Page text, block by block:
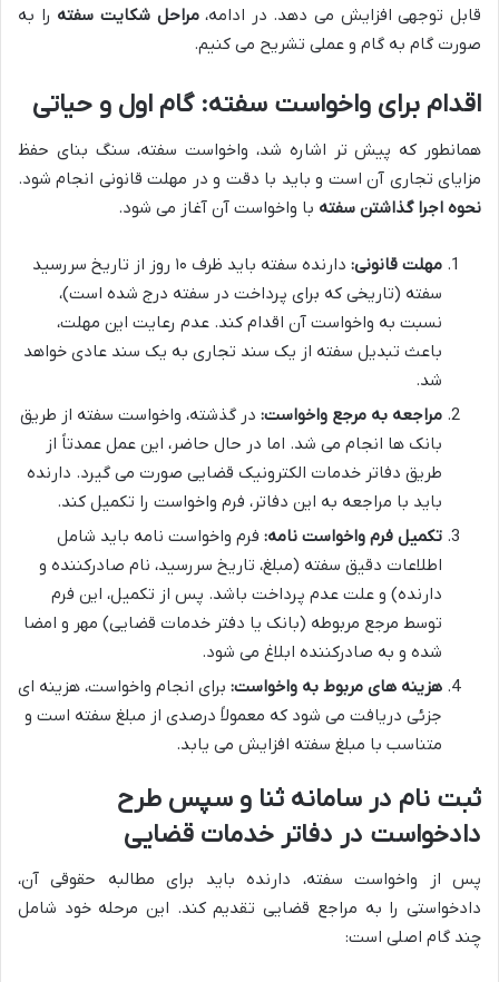
قابل توجهی افزایش می دهد. در ادامه،مراحل شکایت سفته را به
صورت گام به گام و عملی تشریح می کنیم.
اقدام برای واخواست سفته: گام اول و حیاتی
همانطور که پیش تر اشاره شد، واخواست سفته، سنگ بنای حفظ
مزایای تجاری آن است و باید با دقت و در مهلت قانونی انجام شود.
نحوه اجرا گذاشتن سفته با واخواست آن آغاز می شود.
مهلت قانونی:
دارنده سفته باید ظرف ۱۰ روز از تاریخ سررسید
سفته (تاریخی که برای پرداخت در سفته درج شده است)،
نسبت به واخواست آن اقدام کند. عدم رعایت این مهلت،
باعث تبدیل سفته از یک سند تجاری به یک سند عادی خواهد
شد.
مراجعه به مرجع واخواست: در گذشته، واخواست سفته از طریق
بانک ها انجام می شد. اما در حال حاضر، این عمل عمدتاً از
طریق دفاتر خدمات الکترونیک قضایی صورت می گیرد. دارنده
باید با مراجعه به این دفاتر، فرم واخواست را تکمیل کند.
تکمیل فرم واخواست نامه: فرم واخواست نامه باید شامل
اطلاعات دقیق سفته (مبلغ، تاریخ سررسید، نام صادرکننده و
دارنده) و علت عدم پرداخت باشد. پس از تکمیل، این فرم
توسط مرجع مربوطه (بانک یا دفتر خدمات قضایی) مهر و امضا
شده و به صادرکننده ابلاغ می شود.
هزینه های مربوط به واخواست: برای انجام واخواست، هزینه ای
جزئی دریافت می شود که معمولاً درصدی از مبلغ سفته است و
متناسب با مبلغ سفته افزایش می یابد.
ثبت نام در سامانه ثنا و سپس طرح
دادخواست در دفاتر خدمات قضایی
پس از واخواست سفته، دارنده باید برای مطالبه حقوقی آن،
دادخواستی را به مراجع قضایی تقدیم کند. این مرحله خود شامل
چند گام اصلی است: